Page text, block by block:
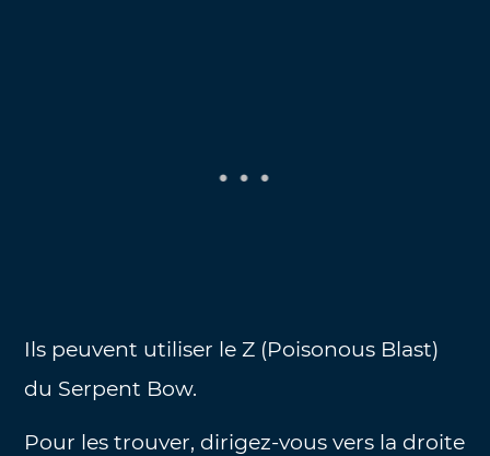
Ils peuvent utiliser le Z (Poisonous Blast)
du Serpent Bow.
Pour les trouver, dirigez-vous vers la droite